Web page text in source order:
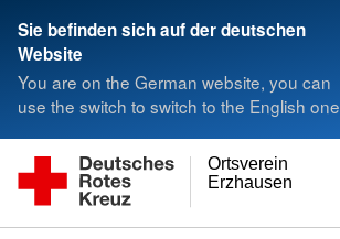
Sie befinden sich auf der deutschen
Website
You are on the German website, you can
use the switch to switch to the English one
Erzhausen
Ortsverein